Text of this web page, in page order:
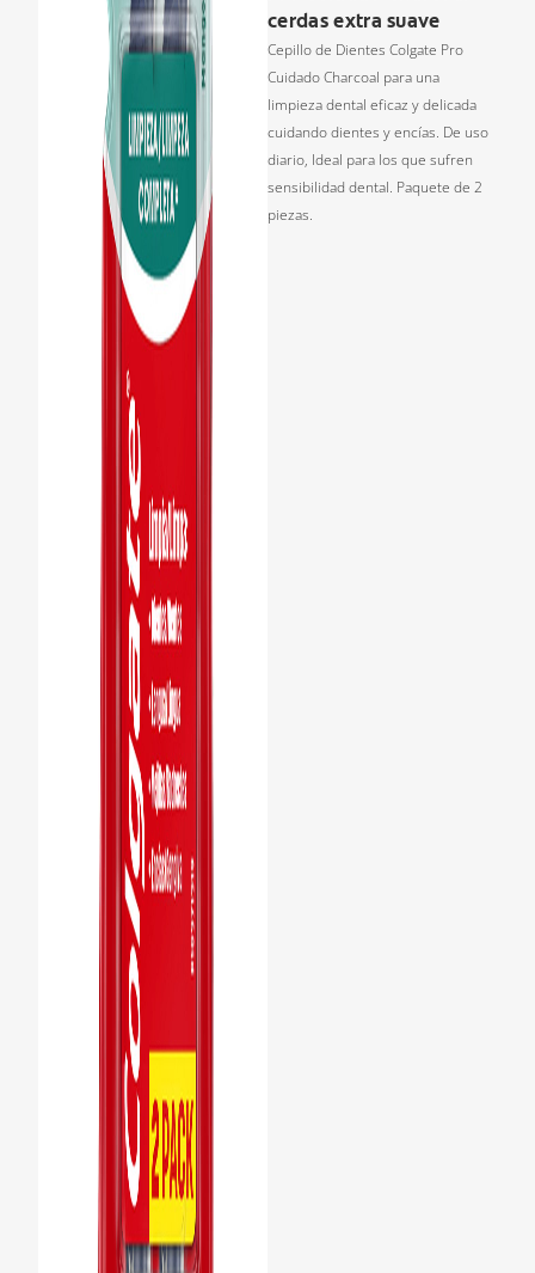
cerdas extra suave
Cepillo de Dientes Colgate Pro
Cuidado Charcoal para una
limpieza dental eficaz y delicada
cuidando dientes y encías. De uso
diario, Ideal para los que sufren
sensibilidad dental. Paquete de 2
piezas.